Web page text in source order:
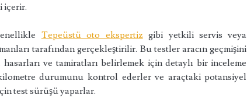
içerir.
Tepeüstü oto ekspertiz gibi yetkili servis veya
tarafından gerçekleştirilir. Bu testler aracın geçmişini
hasarları ve tamiratları belirlemek için detaylı bir inceleme
durumunu kontrol ederler ve araçtaki potansiyel
test sürüşü yaparlar.